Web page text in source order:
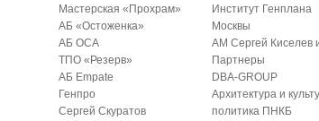
Мастерская «Прохрам»
АБ «Остоженка»
АБ ОСА
ТПО «Резерв»
АБ Empate
Генпро
Сергей Скуратов
Институт Генплана
Москвы
АМ Сергей Киселев
Партнеры
DBA-GROUP
Архитектура и
политика ПНКБ